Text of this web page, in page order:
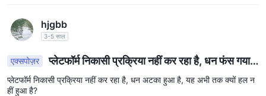
hjgbb
3-5 साल
एक्सपोज़र
प्लेटफॉर्म निकासी प्रक्रिया नहीं कर रहा है, धन फंस गया
है, यह अभी तक हल क्यों नहीं हुआ है?
प्लेटफॉर्म निकासी प्रक्रिया नहीं कर रहा है, धन अटका हुआ है, यह अभी तक क्यों हल न
हीं हुआ है?